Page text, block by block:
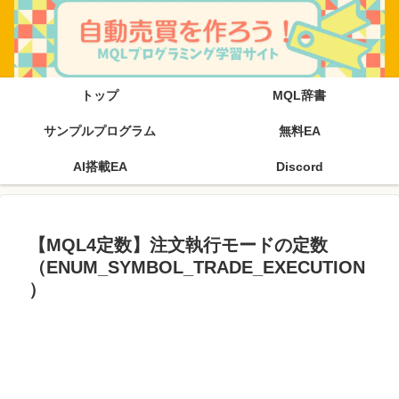
トップ MQL辞書
サンプルプログラム 無料EA
AI搭載EA Discord
【MQL4定数】注文執行モードの定数
（ENUM_SYMBOL_TRADE_EXECUTION
）